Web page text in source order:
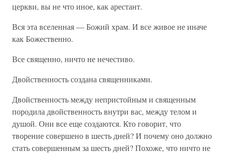
церкви, вы не что иное, как арестант.
Вся эта вселенная — Божий храм. И все живое не иначе
как Божественно.
Все священно, ничто не нечестиво.
Двойственность создана священниками.
Двойственность между непристойным и священным
породила двойственность внутри вас, между телом и
душой. Они все еще создаются. Кто говорит, что
творение совершено в шесть дней? И почему оно должно
стать совершенным за шесть дней? Похоже, что ничто не